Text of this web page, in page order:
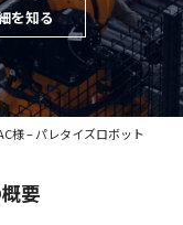
を知る
様 – パレタイズロボット
要